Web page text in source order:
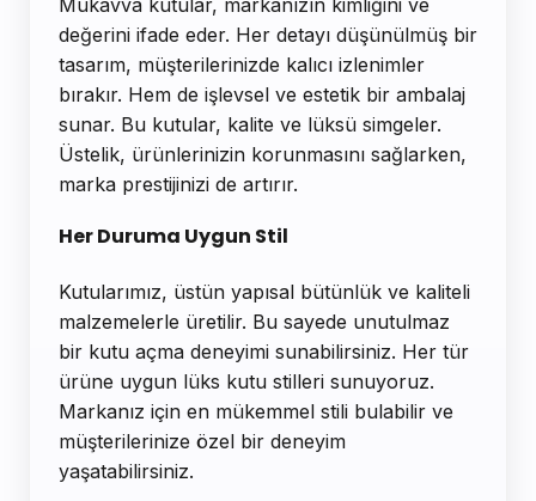
Mukavva kutular, markanızın kimliğini ve
değerini ifade eder. Her detayı düşünülmüş bir
tasarım, müşterilerinizde kalıcı izlenimler
bırakır. Hem de işlevsel ve estetik bir ambalaj
sunar. Bu kutular, kalite ve lüksü simgeler.
Üstelik, ürünlerinizin korunmasını sağlarken,
marka prestijinizi de artırır.
Her Duruma Uygun Stil
Kutularımız, üstün yapısal bütünlük ve kaliteli
malzemelerle üretilir. Bu sayede unutulmaz
bir kutu açma deneyimi sunabilirsiniz. Her tür
ürüne uygun lüks kutu stilleri sunuyoruz.
Markanız için en mükemmel stili bulabilir ve
müşterilerinize özel bir deneyim
yaşatabilirsiniz.